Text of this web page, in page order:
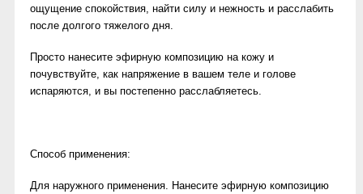
ощущение спокойствия, найти силу и нежность и расслабить
после долгого тяжелого дня.
Просто нанесите эфирную композицию на кожу и
почувствуйте, как напряжение в вашем теле и голове
испаряются, и вы постепенно расслабляетесь.
Способ применения:
Для наружного применения. Нанесите эфирную композицию